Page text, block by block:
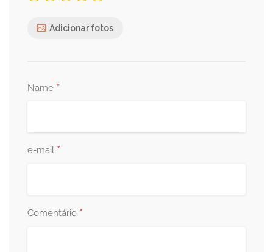
Adicionar fotos
Name *
e-mail *
Comentário *